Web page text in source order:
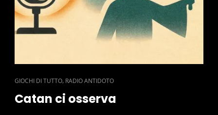
CAT
LINKS
GIOCHI DI TUTTO, RADIO ANTIDOTO
Catan ci osserva